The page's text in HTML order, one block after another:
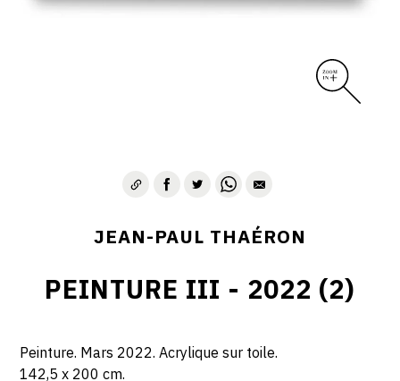
JEAN-PAUL THAÉRON
PEINTURE III - 2022 (2)
Peinture. Mars 2022. Acrylique sur toile.
142,5 x 200 cm.